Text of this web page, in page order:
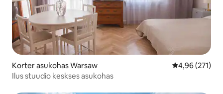
Korter asukohas Warsaw Keskmine
4,96 (271)
Ilus stuudio keskses asukohas